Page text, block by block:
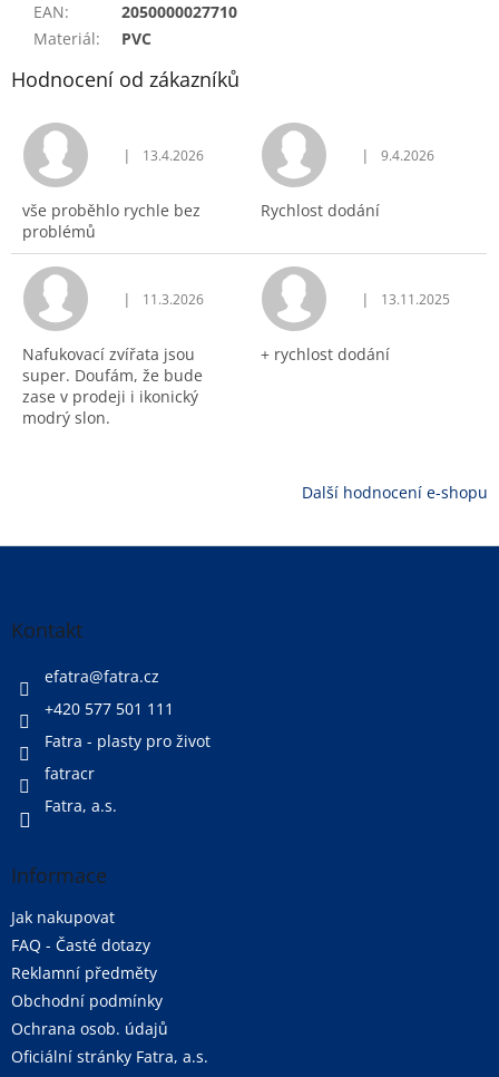
EAN:
2050000027710
Materiál: PVC
Hodnocení od zákazníků
Hodnocení obchodu je 5 z 5 hvězdiček.
| 13.4.2026
vše proběhlo rychle bez
problémů
Hodnocení
| 9.4.2026
Rychlost dodání
Hodnocení obchodu je 5 z 5 hvězdiček.
| 11.3.2026
Nafukovací zvířata jsou
super. Doufám, že bude
zase v prodeji i ikonický
modrý slon.
Hodnocení
| 13.11.2025
+ rychlost dodání
Další hodnocení e-shopu
Z
Kontakt
efatra@fatra.cz
+420 577 501 111
Fatra - plasty pro život
fatracr
Fatra, a.s.
Informace
Jak nakupovat
FAQ - Časté dotazy
Reklamní předměty
Obchodní podmínky
Ochrana osob. údajů
Oficiální stránky Fatra, a.s.